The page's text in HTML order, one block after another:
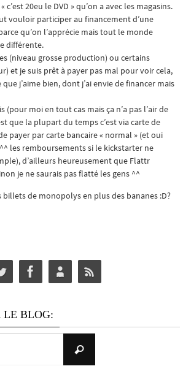
c’est 20eu le DVD » qu’on a avec les magasins.
vouloir participer au financement d’une
qu’on l’apprécie mais tout le monde
différente.
(niveau grosse production) ou certains
et je suis prêt à payer pas mal pour voir cela,
que j’aime bien, dont j’ai envie de financer mais
(pour moi en tout cas mais ça n’a pas l’air de
que la plupart du temps c’est via carte de
payer par carte bancaire « normal » (et oui
les remboursements si le kickstarter ne
d’ailleurs heureusement que Flattr
je ne saurais pas flatté les gens ^^
billets de monopolys en plus des bananes :D?
LE BLOG:
Recherche